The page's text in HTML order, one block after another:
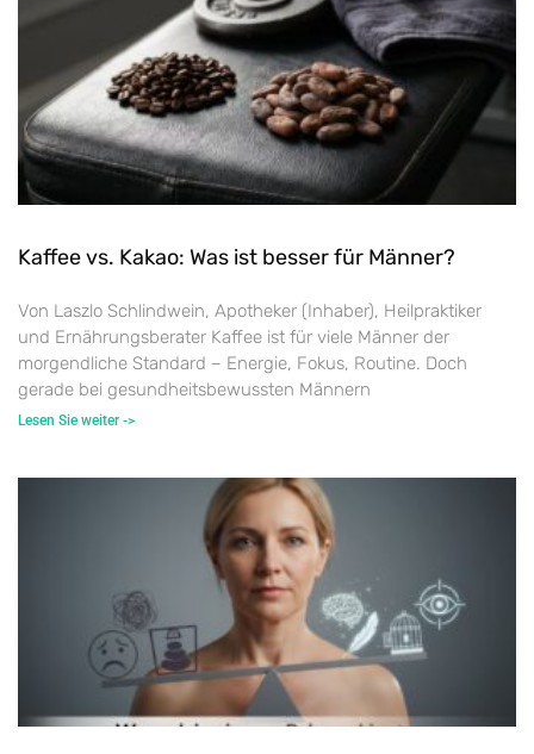
Kaffee vs. Kakao: Was ist besser für Männer?
Von Laszlo Schlindwein, Apotheker (Inhaber), Heilpraktiker
und Ernährungsberater Kaffee ist für viele Männer der
morgendliche Standard – Energie, Fokus, Routine. Doch
gerade bei gesundheitsbewussten Männern
Lesen Sie weiter ->